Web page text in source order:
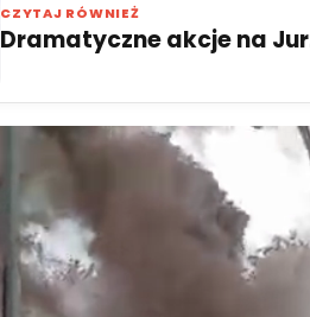
CZYTAJ RÓWNIEŻ
Dramatyczne akcje na